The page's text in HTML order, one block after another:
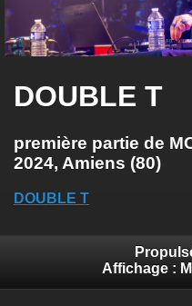
DOUBLE T
première partie de
2024, Amiens (80)
DOUBLE T
Affichage :